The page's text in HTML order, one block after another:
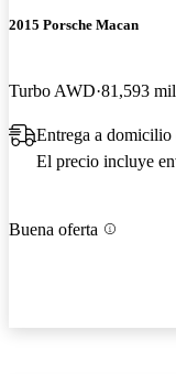
2015 Porsche Macan
Turbo AWD 81,593
Entrega a
El precio incluye
Buena oferta